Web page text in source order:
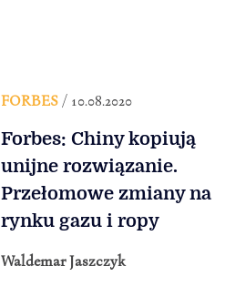
FORBES/ 10.08.2020
Forbes: Chiny kopiują
unijne rozwiązanie.
Przełomowe zmiany na
rynku gazu i ropy
Waldemar Jaszczyk